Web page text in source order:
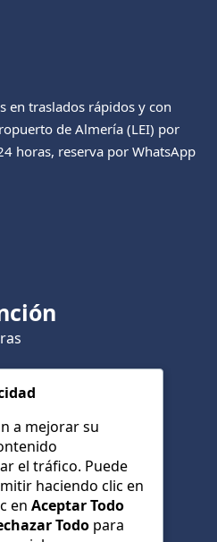
en traslados rápidos y con
de Almería (LEI) por
horas, reserva por WhatsApp
WhatsApp 24/7
a mejorar su
el tráfico. Puede
haciendo clic en
en Aceptar Todo
Todo para